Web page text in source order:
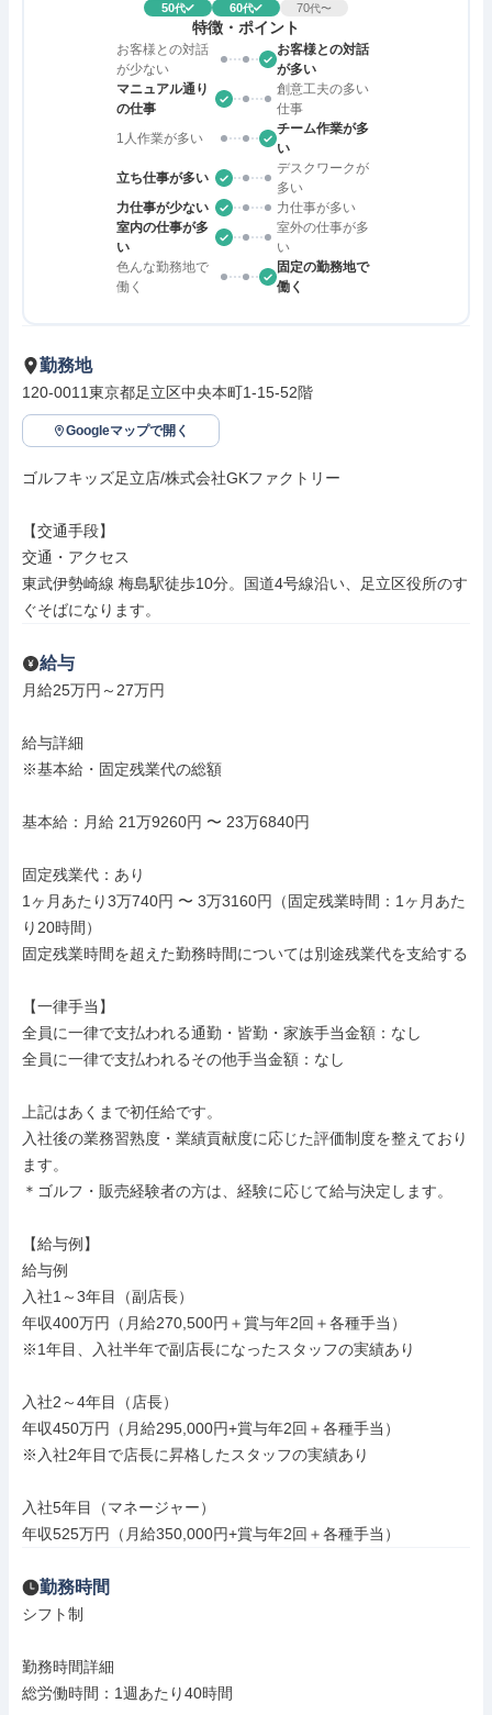
50代 60代 70代〜
特徴・ポイント
お客様との対話
が少ない
お客様との対話
が多い
マニュアル通り
の仕事
創意工夫の多い
仕事
1人作業が多い
チーム作業が多
い
立ち仕事が多い
デスクワークが
多い
力仕事が少ない
力仕事が多い
室内の仕事が多
い
室外の仕事が多
い
色んな勤務地で
働く
固定の勤務地で
働く
勤務地
120-0011東京都足立区中央本町1-15-52階
Googleマップで開く
ゴルフキッズ足立店/株式会社GKファクトリー
【交通手段】
交通・アクセス
東武伊勢崎線 梅島駅徒歩10分。国道4号線沿い、足立区役所のす
ぐそばになります。
給与
月給25万円～27万円
給与詳細
※基本給・固定残業代の総額
基本給：月給 21万9260円 〜 23万6840円
固定残業代：あり
1ヶ月あたり3万740円 〜 3万3160円（固定残業時間：1ヶ月あた
り20時間）
固定残業時間を超えた勤務時間については別途残業代を支給する
【一律手当】
全員に一律で支払われる通勤・皆勤・家族手当金額：なし
全員に一律で支払われるその他手当金額：なし
上記はあくまで初任給です。
入社後の業務習熟度・業績貢献度に応じた評価制度を整えており
ます。
＊ゴルフ・販売経験者の方は、経験に応じて給与決定します。
【給与例】
給与例
入社1～3年目（副店長）
年収400万円（月給270,500円＋賞与年2回＋各種手当）
※1年目、入社半年で副店長になったスタッフの実績あり
入社2～4年目（店長）
年収450万円（月給295,000円+賞与年2回＋各種手当）
※入社2年目で店長に昇格したスタッフの実績あり
入社5年目（マネージャー）
年収525万円（月給350,000円+賞与年2回＋各種手当）
勤務時間
シフト制
勤務時間詳細
総労働時間：1週あたり40時間